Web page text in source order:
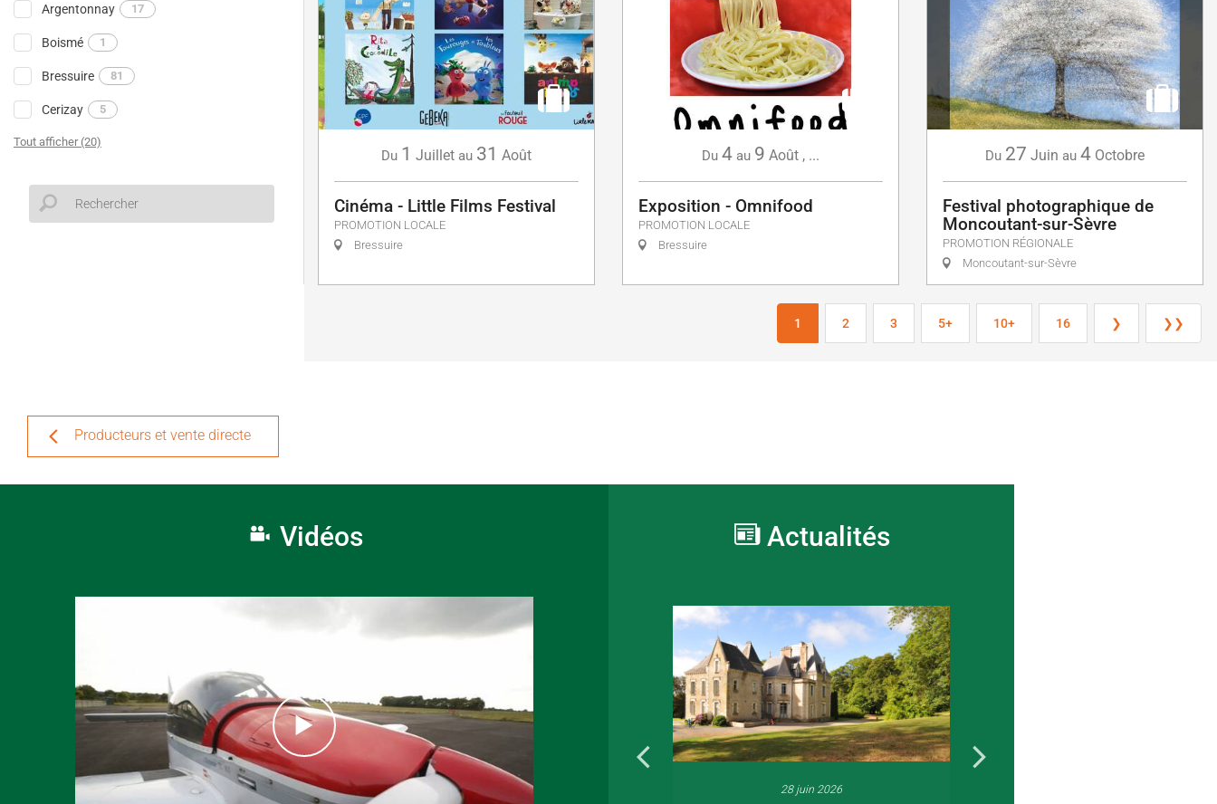
Argentonnay 17
Boismé 1
Bressuire 81
Cerizay 5
Tout afficher (20)
Du 1 Juillet au 31 Août
Cinéma - Little Films Festival
PROMOTION LOCALE
Bressuire
Du 4 au 9 Août , ...
Exposition - Omnifood
PROMOTION LOCALE
Bressuire
Du 27 Juin au 4 Octobre
Festival photographique de
Moncoutant-sur-Sèvre
PROMOTION RÉGIONALE
Moncoutant-sur-Sèvre
1 2 3 5+ 10+ 16 ❯ ❯❯
Producteurs et vente directe
Vidéos Actualités
16 juin 2026 28 juin 2026